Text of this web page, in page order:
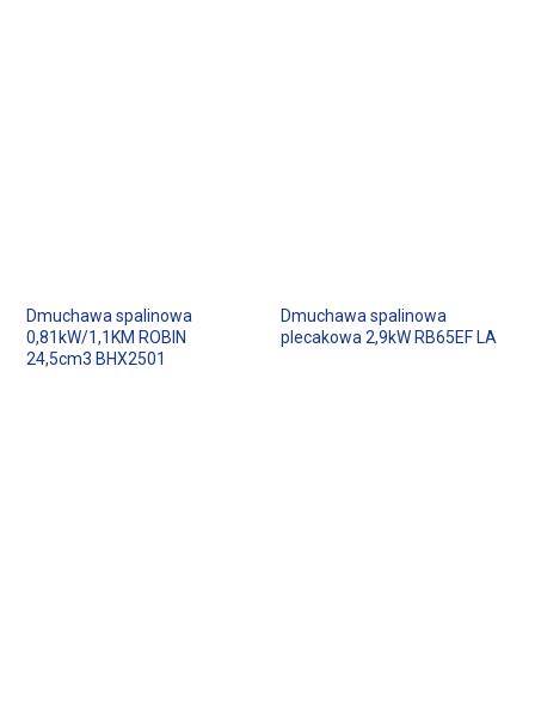
Dmuchawa spalinowa
0,81kW/1,1KM ROBIN
24,5cm3 BHX2501
Dmuchawa spalinowa
plecakowa 2,9kW RB65EF LA